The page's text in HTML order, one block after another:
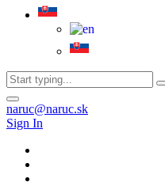
naruc@naruc.sk
Sign In